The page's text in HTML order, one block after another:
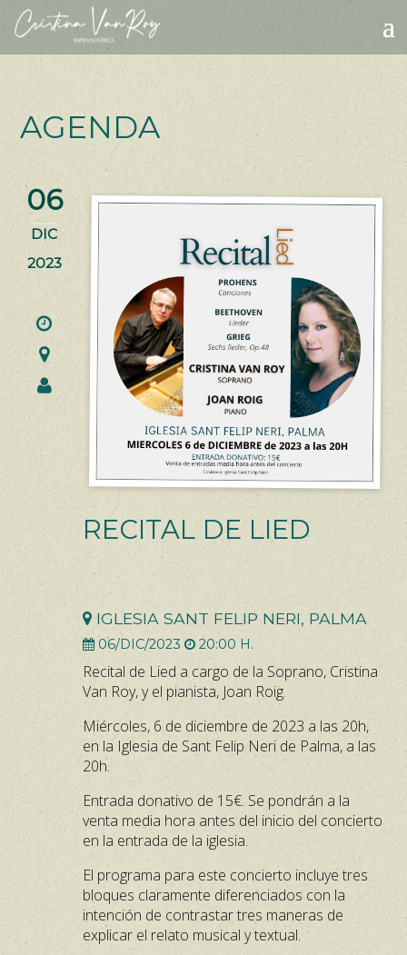
Skip
AGENDA
06
DIC
2023
RECITAL DE LIED
IGLESIA SANT FELIP NERI, PALMA
06/DIC/2023 20:00 H.
Recital de Lied a cargo de la Soprano, Cristina
Van Roy, y el pianista, Joan Roig.
Miércoles, 6 de diciembre de 2023 a las 20h,
en la Iglesia de Sant Felip Neri de Palma, a las
20h.
Entrada donativo de 15€. Se pondrán a la
venta media hora antes del inicio del concierto
en la entrada de la iglesia.
El programa para este concierto incluye tres
bloques claramente diferenciados con la
intención de contrastar tres maneras de
explicar el relato musical y textual.